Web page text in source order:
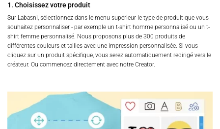
1. Choisissez votre produit
Sur Labasni, sélectionnez dans le menu supérieur le type de produit que vous
souhaitez personnaliser - par exemple un t-shirt homme personnalisé ou un t-
shirt femme personnalisé. Nous proposons plus de 300 produits de
différentes couleurs et tailles avec une impression personnalisée. Si vous
cliquez sur un produit spécifique, vous serez automatiquement redirigé vers le
créateur. Ou commencez directement avec notre Creator.